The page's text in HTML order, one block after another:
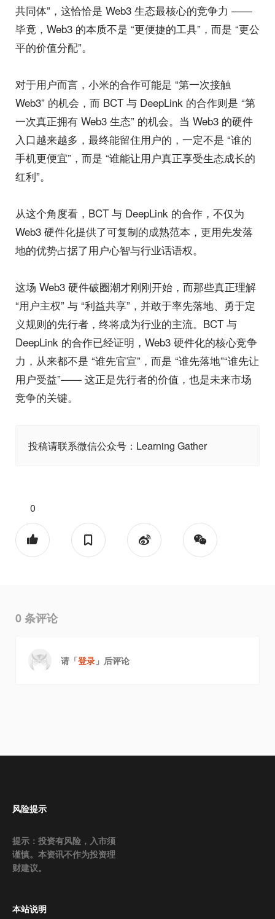
共同体”，这恰恰是 Web3 生态最核心的竞争力 ——
毕竟，Web3 的本质不是 “更便捷的工具”，而是 “更公
平的价值分配”。
对于用户而言，小米的合作可能是 “第一次接触
Web3” 的机会，而 BCT 与 DeepLink 的合作则是 “第
一次真正拥有 Web3 生态” 的机会。当 Web3 的硬件
入口越来越多，最终能留住用户的，一定不是 “谁的
手机更便宜”，而是 “谁能让用户真正享受生态成长的
红利”。
从这个角度看，BCT 与 DeepLink 的合作，不仅为
Web3 硬件化提供了可复制的成熟范本，更用先发落
地的优势占据了用户心智与行业话语权。
这场 Web3 硬件破圈潮才刚刚开始，而那些真正理解
“用户主权” 与 “利益共享”，并敢于率先落地、勇于定
义规则的先行者，终将成为行业的主流。BCT 与
DeepLink 的合作已经证明，Web3 硬件化的核心竞争
力，从来都不是 “谁先官宣”，而是 “谁先落地”“谁先让
用户受益”—— 这正是先行者的价值，也是未来市场
竞争的关键。
投稿请联系微信公众号：Learning Gather
0
0条评论
请「登录 」后评论
风险提示
提示：投资有风险，入市须
谨慎。本资讯不作为投资理
财建议。
本站说明